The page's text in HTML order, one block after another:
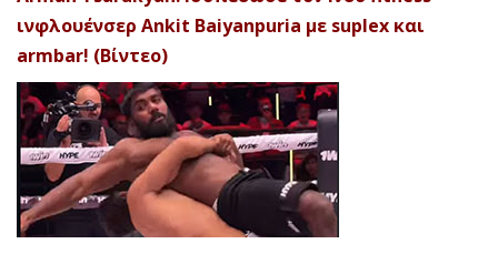
ινφλουένσερ Ankit Baiyanpuria με suplex και
armbar! (Βίντεο)